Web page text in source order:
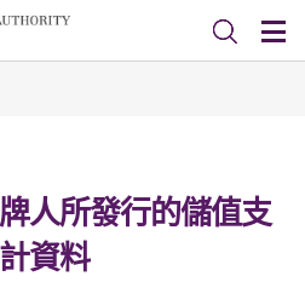
人所發行的儲值支
資料